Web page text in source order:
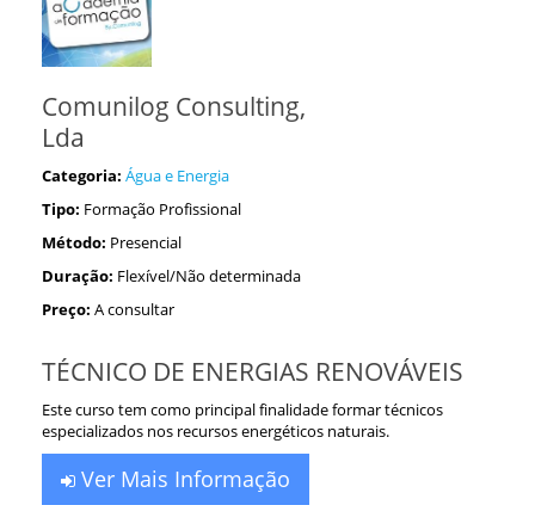
Comunilog Consulting,
Lda
Categoria: Água e Energia
Tipo: Formação Profissional
Método: Presencial
Duração: Flexível/Não determinada
Preço: A consultar
TÉCNICO DE ENERGIAS RENOVÁVEIS
Este curso tem como principal finalidade formar técnicos
especializados nos recursos energéticos naturais.
Ver Mais Informação